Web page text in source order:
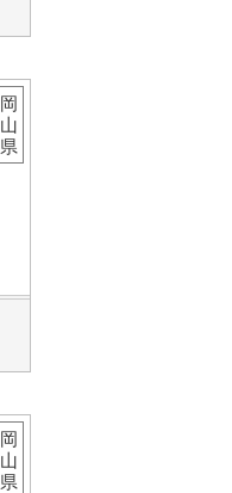
岡
山
県
岡
山
県